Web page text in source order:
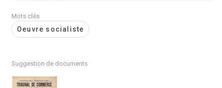
Mots clés
Oeuvre socialiste
Suggestion de documents